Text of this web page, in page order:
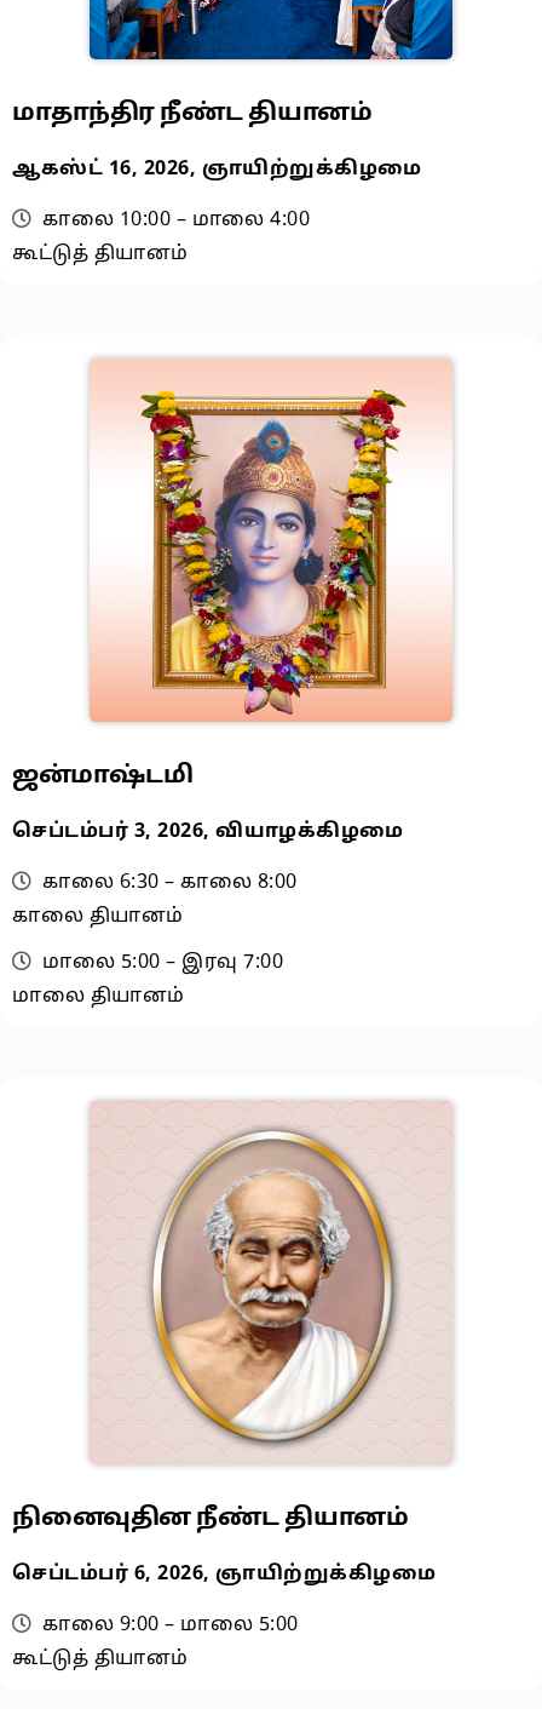
மாதாந்திர நீண்ட தியானம்
ஆகஸ்ட் 16, 2026, ஞாயிற்றுக்கிழமை
காலை 10:00 – மாலை 4:00
கூட்டுத் தியானம்
ஜன்மாஷ்டமி
செப்டம்பர் 3, 2026, வியாழக்கிழமை
காலை 6:30 – காலை 8:00
காலை தியானம்
மாலை 5:00 – இரவு 7:00
மாலை தியானம்
நினைவுதின நீண்ட தியானம்
செப்டம்பர் 6, 2026, ஞாயிற்றுக்கிழமை
காலை 9:00 – மாலை 5:00
கூட்டுத் தியானம்